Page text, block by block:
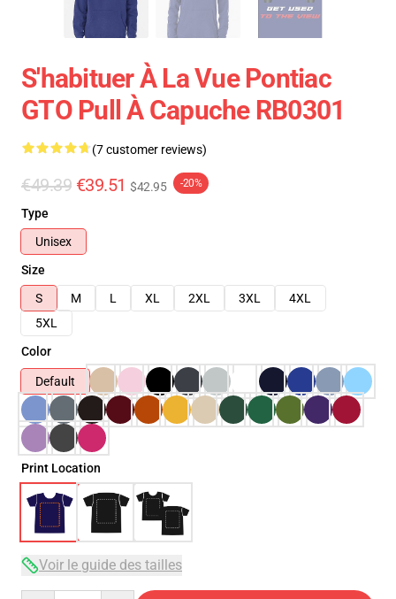
S'habituer À La Vue Pontiac
GTO Pull À Capuche RB0301
(7 customer reviews)
€49.39 €39.51 $42.95 -20%
Type
Unisex
Size
S
M L XL 2XL 3XL
4XL
5XL
Color
Default
Print Location
Voir le guide des tailles